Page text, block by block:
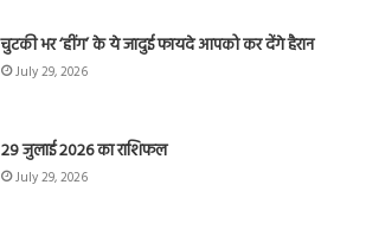
चुटकी भर ‘हींग’ के ये जादुई फायदे आपको कर देंगे हैरान
July 29, 2026
29 जुलाई 2026 का राशिफल
July 29, 2026